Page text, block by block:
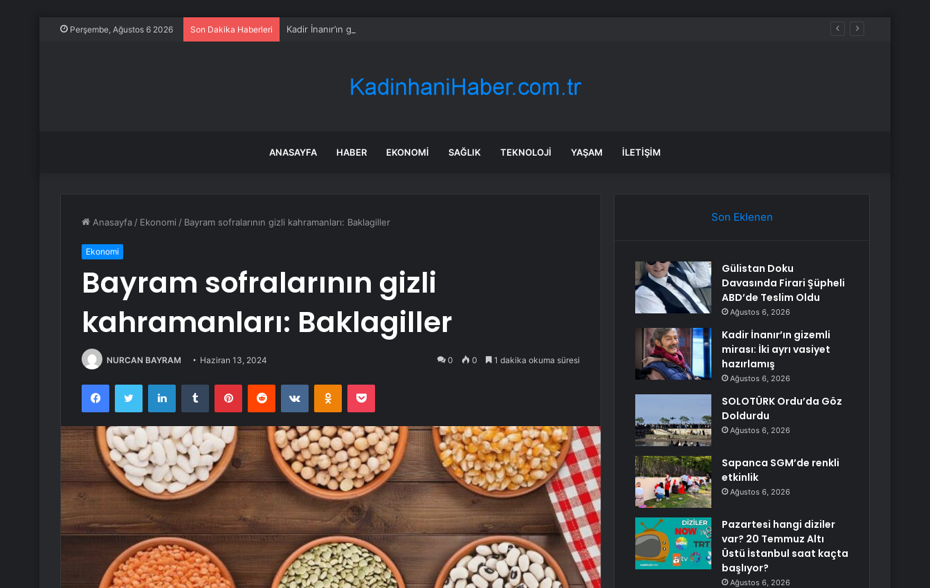
Perşembe, Ağustos 6 2026 Son Dakika Haberleri Kadir İnanır’ın gizemli mirası: İki ayrı vasiyet hazırlamış
ANASAYFA HABER EKONOMI SAĞLIK TEKNOLOJI YAŞAM İLETIŞIM
Anasayfa / Ekonomi / Bayram sofralarının gizli kahramanları: Baklagiller
Ekonomi
Bayram sofralarının gizli
kahramanları: Baklagiller
NURCAN BAYRAM Haziran 13, 2024 0 0 1 dakika okuma süresi
FacebookTwitter LinkedInTumblr PinterestReddit VKontakteOdnoklassniki
Pocket
Son Eklenen
Gülistan Doku
Davasında Firari Şüpheli
ABD’de Teslim Oldu
Ağustos 6, 2026
Kadir İnanır’ın gizemli
mirası: İki ayrı vasiyet
hazırlamış
Ağustos 6, 2026
SOLOTÜRK Ordu’da Göz
Doldurdu
Ağustos 6, 2026
Sapanca SGM’de renkli
etkinlik
Ağustos 6, 2026
Pazartesi hangi diziler
var? 20 Temmuz Altı
Üstü İstanbul saat kaçta
başlıyor?
Ağustos 6, 2026